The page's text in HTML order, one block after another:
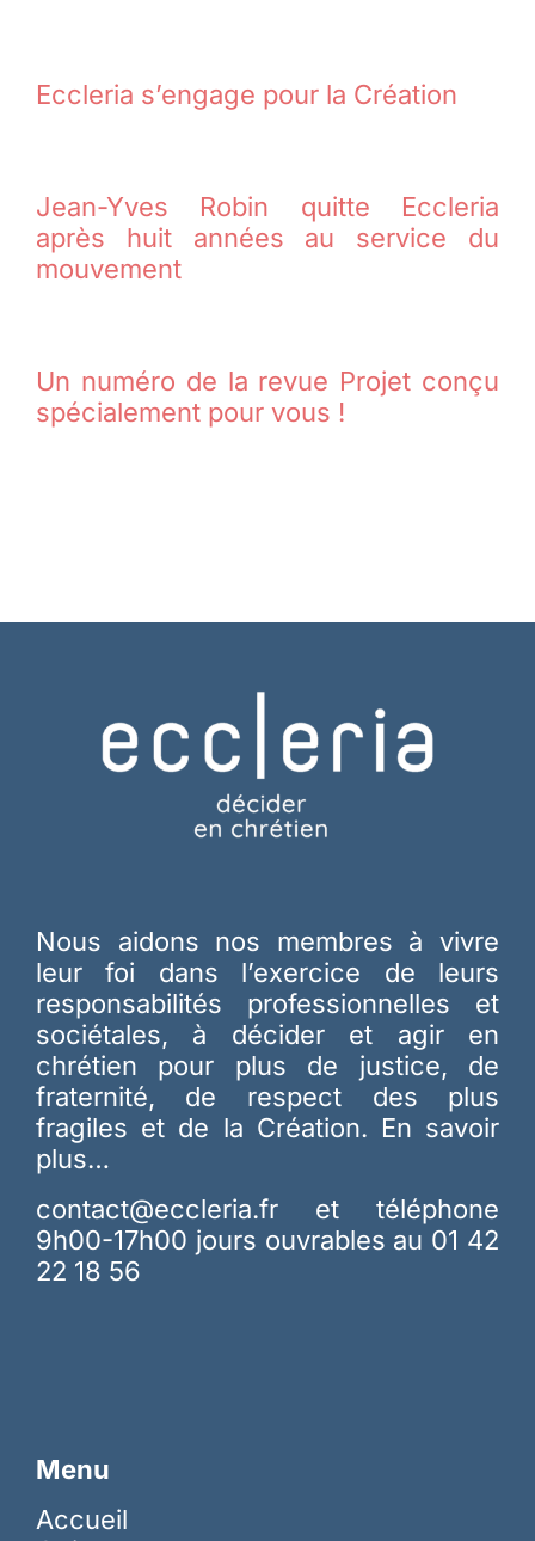
Eccleria s’engage pour la Création
Jean-Yves Robin quitte Eccleria
après huit années au service du
mouvement
Un numéro de la revue Projet conçu
spécialement pour vous !
Nous aidons nos membres à vivre
leur foi dans l’exercice de leurs
responsabilités professionnelles et
sociétales, à décider et agir en
chrétien pour plus de justice, de
fraternité, de respect des plus
fragiles et de la Création. En savoir
plus…
contact@eccleria.fr et téléphone
9h00-17h00 jours ouvrables au 01 42
22 18 56
Menu
Accueil